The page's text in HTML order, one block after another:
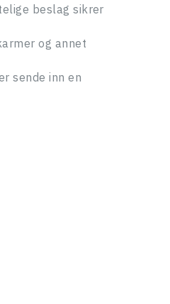
beslag sikrer
og annet
sende inn en